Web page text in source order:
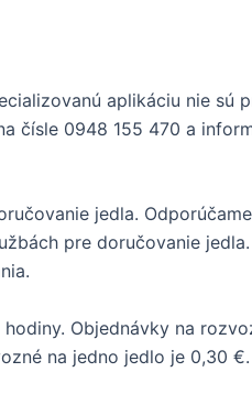
aplikáciu nie sú
čísle 0948 155 470 a
jedla.
pre doručovanie
Objednávky na
na jedno jedlo je 0,30